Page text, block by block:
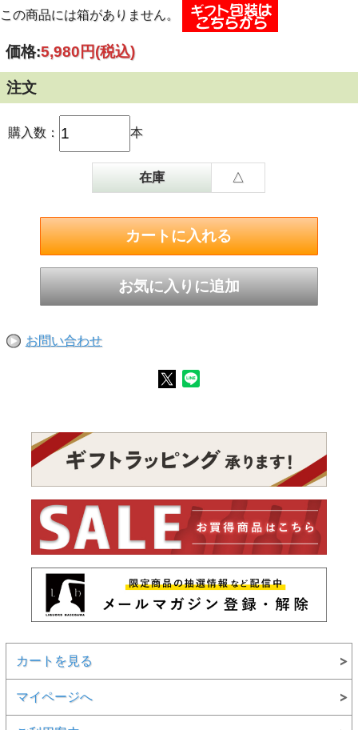
この商品には箱がありません。
価格:5,980円(税込)
注文
購入数： 本
在庫 △
お問い合わせ
カートを見る
マイページへ